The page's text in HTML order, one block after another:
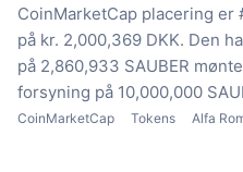
CoinMarketCap placering
på kr. 2,000,369 DKK. Den
på 2,860,933 SAUBER
forsyning på 10,000,000
CoinMarketCap Tokens Alfa